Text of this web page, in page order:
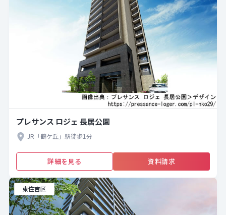
プレサンス ロジェ 長居公園
JR「鶴ケ丘」駅徒歩1分
詳細を見る 資料請求
東住吉区